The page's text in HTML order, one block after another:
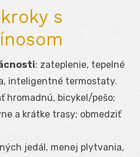
s
: zateplenie, tepelné
inteligentné termostaty.
hromadnú, bicykel/pešo;
a krátke trasy; obmedziť
jedál, menej plytvania,